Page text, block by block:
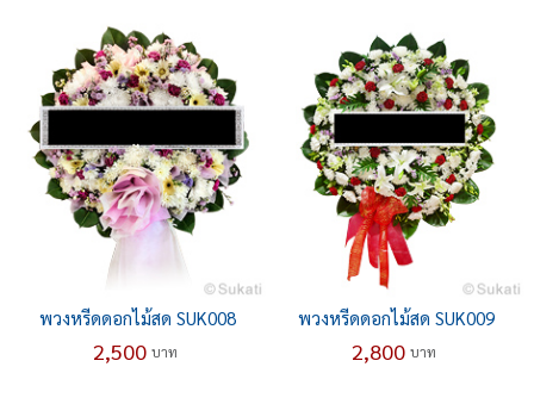
พวงหรีดดอกไม้สด SUK008
2,500 บาท
พวงหรีดดอกไม้สด SUK009
2,800 บาท